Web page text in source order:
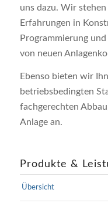
uns dazu. Wir
Erfahrungen in
Programmierung
von neuen
Ebenso bieten wir
betriebsbedingten
fachgerechten
Anlage an.
Produkte &
Übersicht